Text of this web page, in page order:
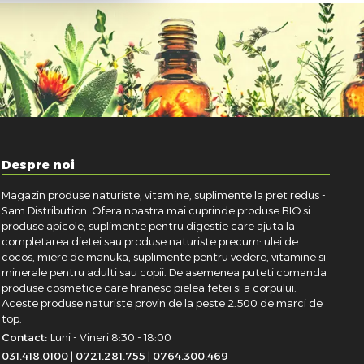
Despre noi
Magazin produse naturiste, vitamine, suplimente la pret redus -
Sam Distribution. Ofera noastra mai cuprinde produse BIO si
produse apicole, suplimente pentru digestie care ajuta la
completarea dietei sau produse naturiste precum: ulei de
cocos, miere de manuka, suplimente pentru vedere, vitamine si
minerale pentru adulti sau copii. De asemenea puteti comanda
produse cosmetice care hranesc pielea fetei si a corpului.
Aceste produse naturiste provin de la peste 2.500 de marci de
top.
Contact: Luni - Vineri 8:30 - 18:00
031.418.0100 | 0721.281.755 | 0764.300.469